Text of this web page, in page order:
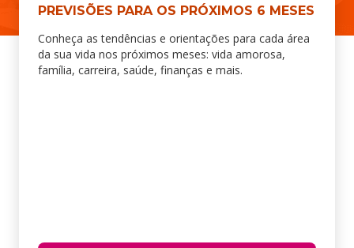
PREVISÕES PARA OS PRÓXIMOS 6 MESES
Conheça as tendências e orientações para cada área
da sua vida nos próximos meses: vida amorosa,
família, carreira, saúde, finanças e mais.